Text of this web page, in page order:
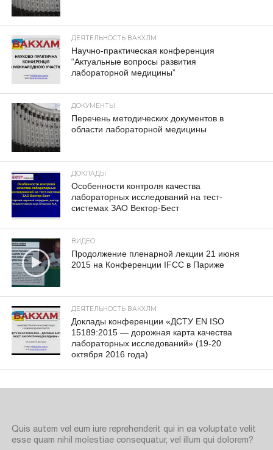
ДЕЯТЕЛЬНОСТЬ ВАКХЛМ
Научно-практическая конференция
“Актуальные вопросы развития
лабораторной медицины”
ДОКУМЕНТЫ
Перечень методических документов в
области лабораторной медицины
ДОКЛАДЫ
Особенности контроля качества
лабораторных исследований на тест-
системах ЗАО Вектор-Бест
ВИДЕО
Продолжение пленарной лекции 21 июня
2015 на Конференции IFCC в Париже
ДЕЯТЕЛЬНОСТЬ ВАКХЛМ
Доклады конференции «ДСТУ EN ISO
15189:2015 — дорожная карта качества
лабораторных исследований» (19-20
октября 2016 года)
Quis autem vel eum iure reprehenderit qui in ea voluptate velit
esse quam nihil molestiae consequatur, vel illum qui dolorem?